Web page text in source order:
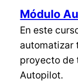
Módulo
En este
automatizar
proyecto de
Autopilot.